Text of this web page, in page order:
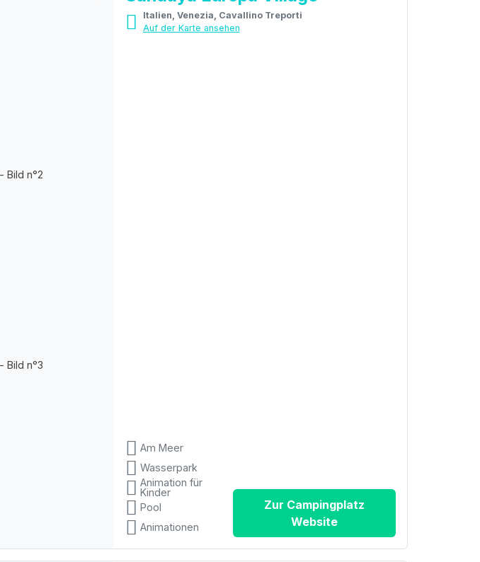
Italien, Venezia, Cavallino Treporti
Auf der Karte ansehen
Am Meer
Wasserpark
Animation für
Kinder
Pool
Animationen
Zur Campingplatz
Website